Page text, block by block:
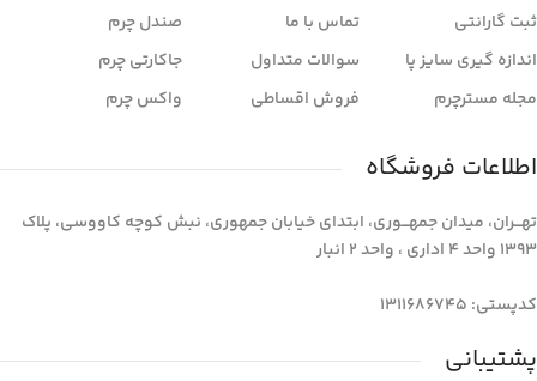
ثبت گارانتی
اندازه گیری سایز پا
مجله مسترچرم
تماس با ما
سوالات متداول
فروش اقساطی
صندل چرم
جاکارتی چرم
واکس چرم
اطلاعات فروشگاه
تهـــران، میدان جمهـــوری، ابتدای خیابان جمهوری، نبش کوچه کاووسی، پلاک
1393 واحد 4 اداری ، واحد 2 انبار
کدپستی: 1311686745
پشتیبانی